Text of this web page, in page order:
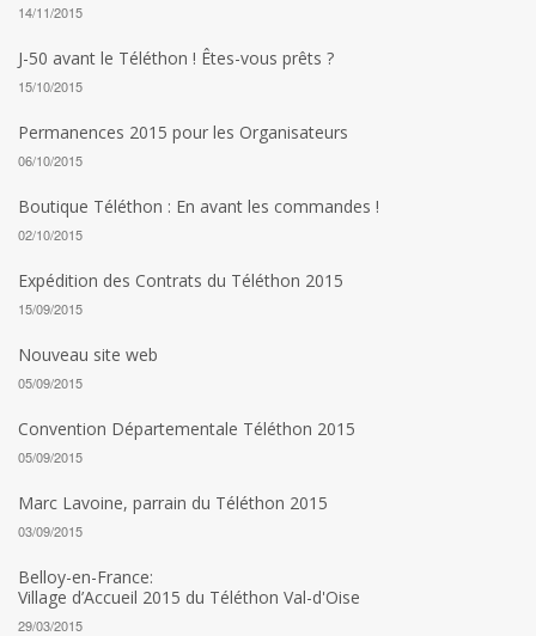
14/11/2015
J-50 avant le Téléthon ! Êtes-vous prêts ?
15/10/2015
Permanences 2015 pour les Organisateurs
06/10/2015
Boutique Téléthon : En avant les commandes !
02/10/2015
Expédition des Contrats du Téléthon 2015
15/09/2015
Nouveau site web
05/09/2015
Convention Départementale Téléthon 2015
05/09/2015
Marc Lavoine, parrain du Téléthon 2015
03/09/2015
Belloy-en-France:
Village d’Accueil 2015 du Téléthon Val-d'Oise
29/03/2015